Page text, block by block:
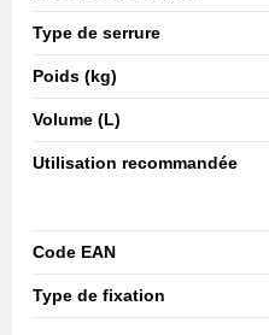
Type de serrure
Poids (kg)
Volume (L)
Utilisation recommandée
Code EAN
Type de fixation